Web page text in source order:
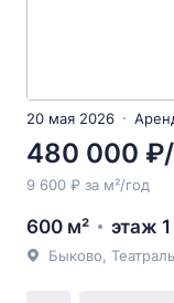
20 мая 2026
480 000
9 600 ₽ за м²/год
600 м² этаж 1
Быково,